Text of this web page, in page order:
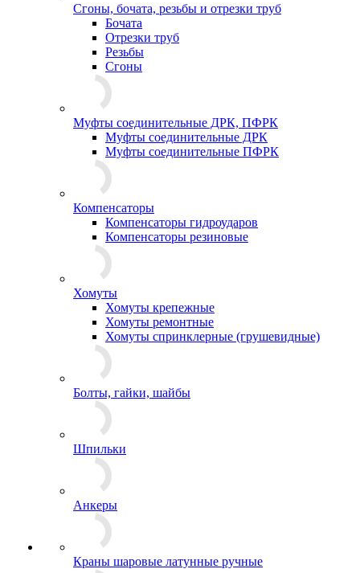
Сгоны, бочата, резьбы и отрезки труб
Бочата
Отрезки труб
Резьбы
Сгоны
Муфты соединительные ДРК, ПФРК
Муфты соединительные ДРК
Муфты соединительные ПФРК
Компенсаторы
Компенсаторы гидроударов
Компенсаторы резиновые
Хомуты
Хомуты крепежные
Хомуты ремонтные
Хомуты спринклерные (грушевидные)
Болты, гайки, шайбы
Шпильки
Анкеры
Краны шаровые латунные ручные